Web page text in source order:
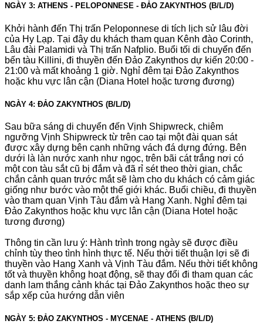
NGÀY 3: ATHENS - PELOPONNESE - ĐẢO ZAKYNTHOS (B/L/D)
Khởi hành đến Thị trấn Peloponnese di tích lịch sử lâu đời
của Hy Lạp. Tại đây du khách tham quan Kênh đào Corinth,
Lâu đài Palamidi và Thị trấn Nafplio. Buổi tối di chuyển đến
bến tàu Killini, đi thuyền đến Đảo Zakynthos dự kiến 20:00 -
21:00 và mất khoảng 1 giờ. Nghỉ đêm tại Đảo Zakynthos
hoặc khu vực lân cận (Diana Hotel hoặc tương đương)
NGÀY 4: ĐẢO ZAKYNTHOS (B/L/D)
Sau bữa sáng di chuyển đến Vịnh Shipwreck, chiêm
ngưỡng Vịnh Shipwreck từ trên cao tại một đài quan sát
được xây dựng bên cạnh những vách đá dựng đứng. Bên
dưới là làn nước xanh như ngọc, trên bãi cát trắng nơi có
một con tàu sắt cũ bị đắm và đã rỉ sét theo thời gian, chắc
chắn cảnh quan trước mắt sẽ làm cho du khách có cảm giác
giống như bước vào một thế giới khác. Buổi chiều, đi thuyền
vào tham quan Vịnh Tàu đắm và Hang Xanh. Nghỉ đêm tại
Đảo Zakynthos hoặc khu vực lân cận (Diana Hotel hoặc
tương đương)
Thông tin cần lưu ý: Hành trình trong ngày sẽ được điều
chỉnh tùy theo tình hình thực tế. Nếu thời tiết thuận lợi sẽ đi
thuyền vào Hang Xanh và Vịnh Tàu đắm. Nếu thời tiết không
tốt và thuyền không hoạt động, sẽ thay đổi đi tham quan các
danh lam thắng cảnh khác tại Đảo Zakynthos hoặc theo sự
sắp xếp của hướng dẫn viên
NGÀY 5: ĐẢO ZAKYNTHOS - MYCENAE - ATHENS (B/L/D)